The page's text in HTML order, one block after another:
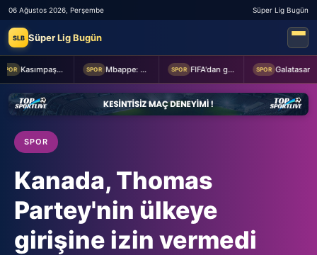
06 Ağustos 2026, Perşembe Süper Lig Bugün
SLB Süper Lig Bugün
Kasımpaşa ile Hull City hazırlık maçında berabere kaldı SPOR Mbappe: Bahis reklamlarında oynamam SPOR FIFA'dan geri adım SPOR Galatasaray taraftarından yönetime transfer tepkisi!
SPOR
Kanada, Thomas
Partey'nin ülkeye
girişine izin vermedi